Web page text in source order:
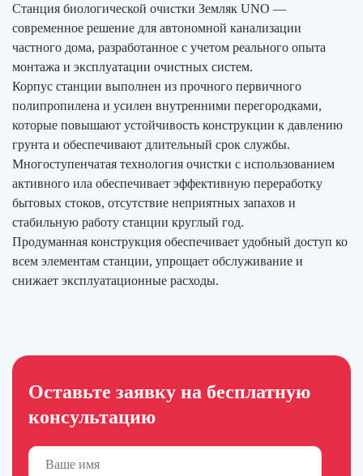
Станция биологической очистки Земляк UNO —
современное решение для автономной канализации
частного дома, разработанное с учетом реального опыта
монтажа и эксплуатации очистных систем.
Корпус станции выполнен из прочного первичного
полипропилена и усилен внутренними перегородками,
которые повышают устойчивость конструкции к давлению
грунта и обеспечивают длительный срок службы.
Многоступенчатая технология очистки с использованием
активного ила обеспечивает эффективную переработку
бытовых стоков, отсутствие неприятных запахов и
стабильную работу станции круглый год.
Продуманная конструкция обеспечивает удобный доступ ко
всем элементам станции, упрощает обслуживание и
снижает эксплуатационные расходы.
Оставьте заявку на бесплатную
консультацию